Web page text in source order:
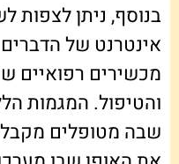
בנוסף, ניתן לצפות
מכשירים רפואיים
והטיפול. המגמות
שבה מטופלים